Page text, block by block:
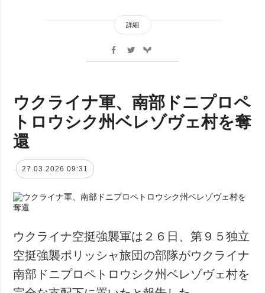
詳細
ウクライナ軍、南部ドニプロペ
トロウシク州ベレゾヴェ村を奪
還
27.03.2026 09:31
ウクライナ空挺強襲軍は２６日、第９５独立
空挺強襲ポリッシャ旅団の部隊がウクライナ
南部ドニプロペトロウシク州ベレゾヴェ村を